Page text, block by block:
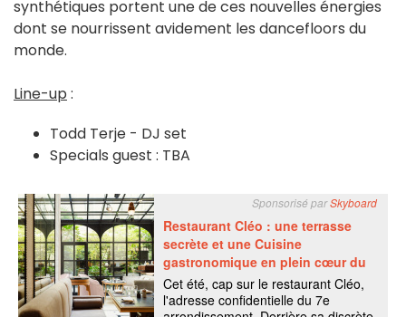
synthétiques portent une de ces nouvelles énergies
dont se nourrissent avidement les dancefloors du
monde.
Line-up :
Todd Terje - DJ set
Specials guest : TBA